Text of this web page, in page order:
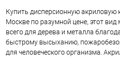
Купить дисперсионную акриловую
Москве по разумной цене, этот
всего для дерева и металла
быстрому высыханию,
для человеческого организма.